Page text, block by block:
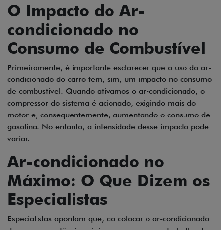
O Impacto do Ar-
condicionado no
Consumo de Combustível
Primeiramente, é importante esclarecer que o uso do ar-
condicionado do carro tem, sim, um impacto no consumo
de combustível. Quando ativamos o ar-condicionado, o
compressor do sistema é acionado, exigindo mais do
motor e, consequentemente, aumentando o consumo de
gasolina. No entanto, a intensidade desse impacto pode
variar.
Ar-condicionado no
Máximo: O Que Dizem os
Especialistas
Especialistas apontam que, ao colocar o ar-condicionado